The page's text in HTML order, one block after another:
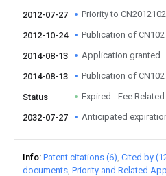
2012-07-27 Priority to
2012-10-24 Publication of
2014-08-13 Application granted
2014-08-13 Publication of
Status Expired - Fee Related
2032-07-27 Anticipated
Info Patent citations (6) Cited by
documents Priority and Related